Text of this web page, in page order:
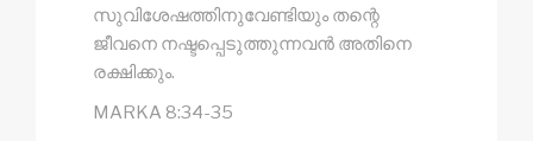
സുവിശേഷത്തിനുവേണ്ടിയും തന്റെ
ജീവനെ നഷ്ടപ്പെടുത്തുന്നവൻ അതിനെ
രക്ഷിക്കും.
MARKA 8:34-35